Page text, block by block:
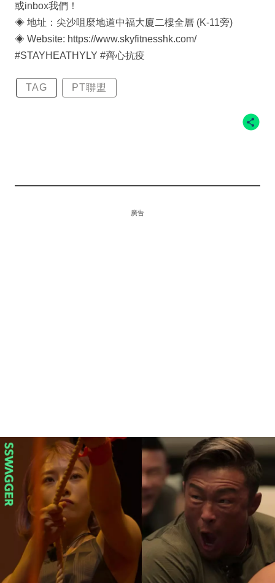
或inbox我們！
◈ 地址：尖沙咀麼地道中福大廈二樓全層 (K-11旁)
◈ Website: https://www.skyfitnesshk.com/
#STAYHEATHYLY #齊心抗疫
TAG PT聯盟
廣告